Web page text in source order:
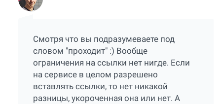
Смотря что вы подразумеваете под
словом "проходит" :) Вообще
ограничения на ссылки нет нигде. Если
на сервисе в целом разрешено
вставлять ссылки, то нет никакой
разницы, укороченная она или нет. А